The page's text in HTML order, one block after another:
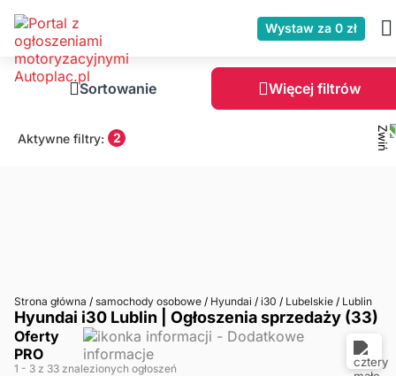
Wystaw za 0 zł
Sortowanie Więcej filtrów
Aktywne filtry: 2
Strona główna / samochody osobowe / Hyundai / i30 / Lubelskie / Lublin
Hyundai i30 Lublin | Ogłoszenia sprzedaży (33)
Oferty
PRO
1 - 3 z 33 znalezionych ogłoszeń